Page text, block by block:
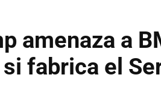
amenaza a
si fabrica el